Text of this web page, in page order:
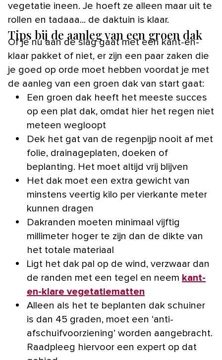
vegetatie ineen. Je hoeft ze alleen maar uit te
rollen en tadaaa... de daktuin is klaar.
Tips bij de aanleg van een groen dak
Of je nu aan de slag gaat met een kant-en-
klaar pakket of niet, er zijn een paar zaken die
je goed op orde moet hebben voordat je met
de aanleg van een groen dak van start gaat:
Een groen dak heeft het meeste succes
op een plat dak, omdat hier het regen niet
meteen wegloopt
Dek het gat van de regenpijp nooit af met
folie, drainageplaten, doeken of
beplanting. Het moet altijd vrij blijven
Het dak moet een extra gewicht van
minstens veertig kilo per vierkante meter
kunnen dragen
Dakranden moeten minimaal vijftig
millimeter hoger te zijn dan de dikte van
het totale materiaal
Ligt het dak pal op de wind, verzwaar dan
de randen met een tegel en neem kant-
en-klare vegetatiematten
Alleen als het te beplanten dak schuiner
is dan 45 graden, moet een ‘anti-
afschuifvoorziening’ worden aangebracht.
Raadpleeg hiervoor een expert op dat